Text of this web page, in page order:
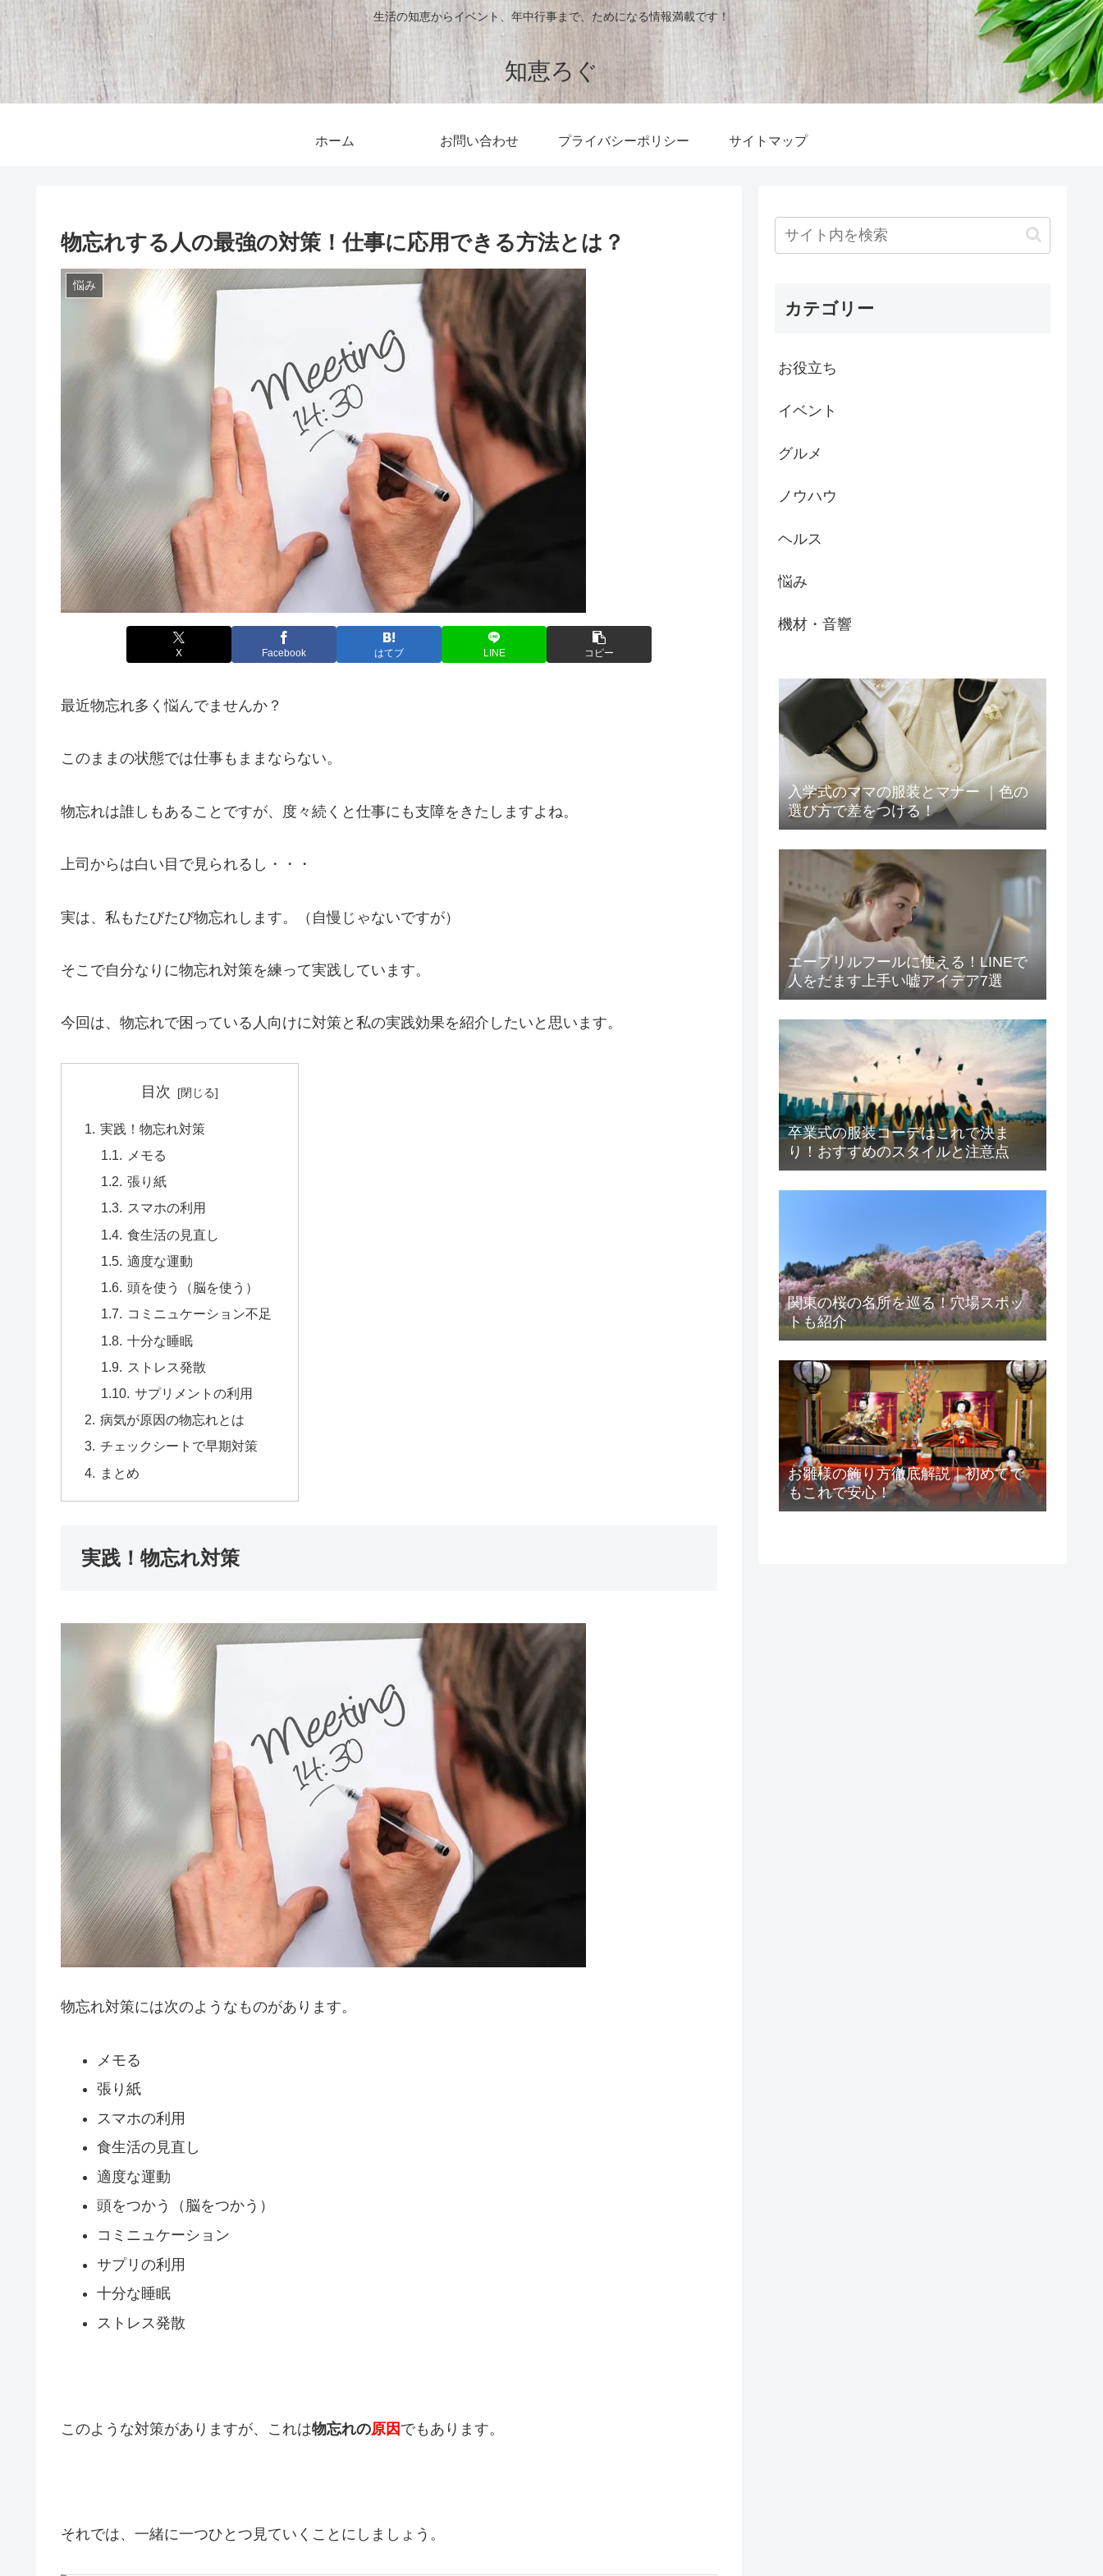
生活の知恵からイベント、年中行事まで、ためになる情報満載です！
知恵ろぐ
ホーム お問い合わせ プライバシーポリシー サイトマップ
物忘れする人の最強の対策！仕事に応用できる方法とは？
悩み
X Facebook はてブ LINE コピー
最近物忘れ多く悩んでませんか？
このままの状態では仕事もままならない。
物忘れは誰しもあることですが、度々続くと仕事にも支障をきたしますよね。
上司からは白い目で見られるし・・・
実は、私もたびたび物忘れします。（自慢じゃないですが）
そこで自分なりに物忘れ対策を練って実践しています。
今回は、物忘れで困っている人向けに対策と私の実践効果を紹介したいと思います。
目次
実践！物忘れ対策
メモる
張り紙
スマホの利用
食生活の見直し
適度な運動
頭を使う（脳を使う）
コミニュケーション不足
十分な睡眠
ストレス発散
サプリメントの利用
病気が原因の物忘れとは
チェックシートで早期対策
まとめ
実践！物忘れ対策
物忘れ対策には次のようなものがあります。
メモる
張り紙
スマホの利用
食生活の見直し
適度な運動
頭をつかう（脳をつかう）
コミニュケーション
サプリの利用
十分な睡眠
ストレス発散
このような対策がありますが、これは物忘れの原因 でもあります。
それでは、一緒に一つひとつ見ていくことにしましょう。
カテゴリー
お役立ち
イベント
グルメ
ノウハウ
ヘルス
悩み
機材・音響
入学式のママの服装とマナー ｜色の
選び方で差をつける！
エープリルフールに使える！LINEで
人をだます上手い嘘アイデア7選
卒業式の服装コーデはこれで決ま
り！おすすめのスタイルと注意点
関東の桜の名所を巡る！穴場スポッ
トも紹介
お雛様の飾り方徹底解説｜初めてで
もこれで安心！